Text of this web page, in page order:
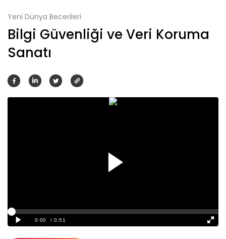
Yeni Dünya Becerileri
Bilgi Güvenliği ve Veri Koruma
Sanatı